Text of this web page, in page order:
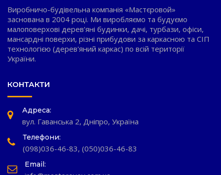
Виробничо-будівельна компанія «Мастєровой»
заснована в 2004 році. Ми виробляємо та будуємо
малоповерхові дерев'яні будинки, дачі, турбази, офіси,
мансардні поверхи, різні прибудови за каркасною та СІП
технологією (дерев'яний каркас) по всій території
України.
КОНТАКТИ
Адреса:
вул. Гаванська 2, Дніпро, Україна
Телефони:
(098)036-46-83, (050)036-46-83
Email: